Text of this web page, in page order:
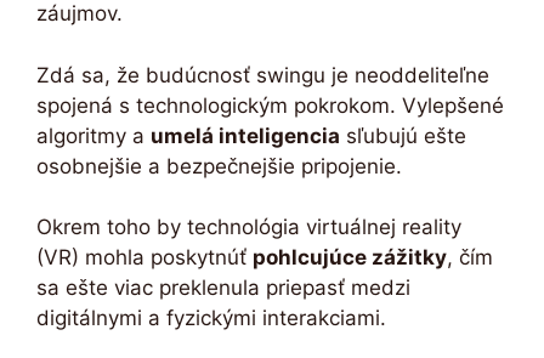
záujmov.
Zdá sa, že budúcnosť swingu je neoddeliteľne
spojená s technologickým pokrokom. Vylepšené
algoritmy a umelá inteligencia sľubujú ešte
osobnejšie a bezpečnejšie pripojenie.
Okrem toho by technológia virtuálnej reality
(VR) mohla poskytnúť pohlcujúce zážitky, čím
sa ešte viac preklenula priepasť medzi
digitálnymi a fyzickými interakciami.